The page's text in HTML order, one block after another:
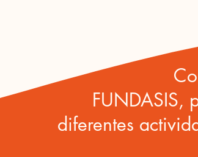
FUNDASIS,
diferentes